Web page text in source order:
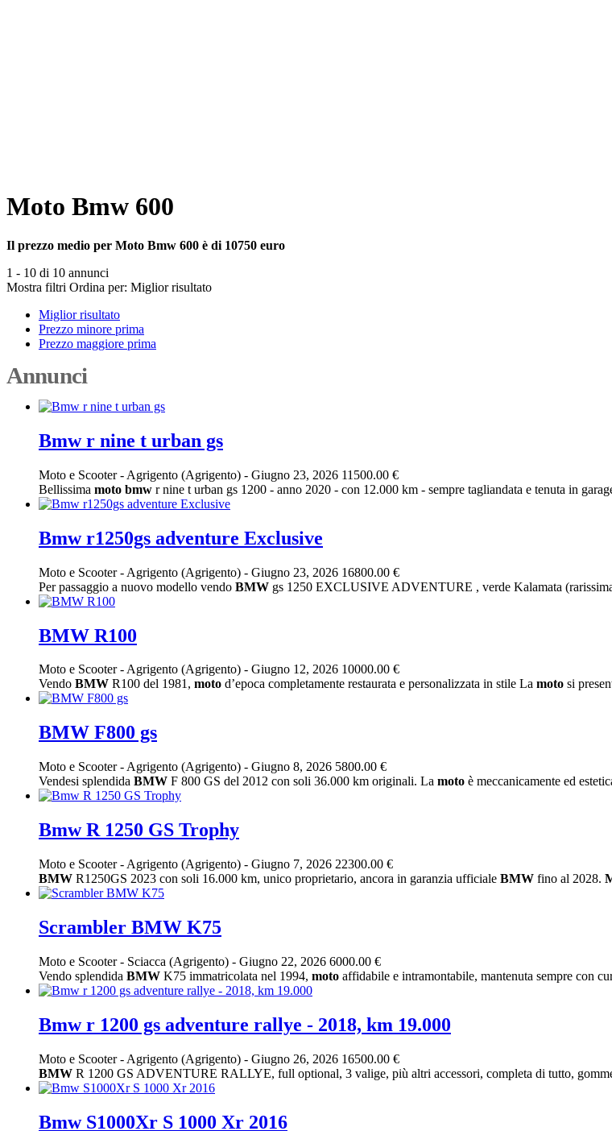
Moto Bmw 600
Il prezzo medio per Moto Bmw 600 è di 10750 euro
1 - 10 di 10 annunci
Mostra filtri Ordina per: Miglior risultato
Miglior risultato
Prezzo minore prima
Prezzo maggiore prima
Annunci
Bmw r nine t urban gs
Moto e Scooter- Agrigento (Agrigento) - Giugno 23, 2026 11500.00 €
Bellissima moto bmw r nine t urban gs 1200 - anno 2020 - con 12.000 km - sempre tagliandata e tenuta in
Bmw r1250gs adventure Exclusive
Moto e Scooter- Agrigento (Agrigento) - Giugno 23, 2026 16800.00 €
Per passaggio a nuovo modello vendo BMW gs 1250 EXCLUSIVE ADVENTURE , verde Kalamata
BMW R100
Moto e Scooter-Agrigento (Agrigento) - Giugno 12, 2026 10000.00 €
Vendo BMW R100 del 1981, moto d’epoca completamente restaurata e personalizzata in stile La moto si
BMW F800 gs
Moto e Scooter- Agrigento (Agrigento) - Giugno 8, 2026 5800.00 €
Vendesi splendida BMW F 800 GS del 2012 con soli 36.000 km originali. La moto è meccanicamente ed
Bmw R 1250 GS Trophy
Moto e Scooter- Agrigento (Agrigento) - Giugno 7, 2026 22300.00 €
BMW R1250GS 2023 con soli 16.000 km, unico proprietario, ancora in garanzia ufficiale BMW fino al 2028.
Scrambler BMW K75
Moto e Scooter- Sciacca (Agrigento) - Giugno 22, 2026 6000.00 €
Vendo splendida BMW K75 immatricolata nel 1994, moto affidabile e intramontabile, mantenuta sempre con
Bmw r 1200 gs adventure rallye - 2018, km 19.000
Moto e Scooter- Agrigento (Agrigento) - Giugno 26, 2026 16500.00 €
BMW R 1200 GS ADVENTURE RALLYE, full optional, 3 valige, più altri accessori, completa di tutto,
Bmw S1000Xr S 1000 Xr 2016